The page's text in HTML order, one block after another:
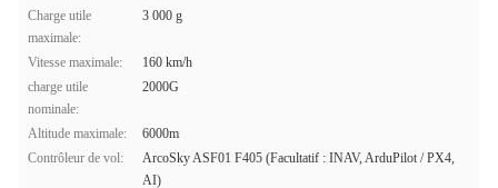
Charge utile
maximale:
3 000 g
Vitesse maximale:
160 km/h
charge utile
nominale:
2000G
Altitude maximale:
6000m
Contrôleur de vol:
ArcoSky ASF01 F405 (Facultatif : INAV, ArduPilot / PX4,
AI)